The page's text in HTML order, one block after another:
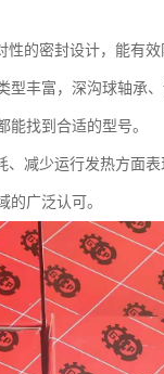
的密封设计，能有
丰富，深沟球轴承
找到合适的型号。
减少运行发热方面
广泛认可。